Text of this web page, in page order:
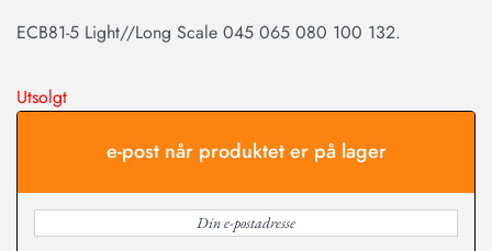
ECB81-5 Light//Long Scale 045 065 080 100 132.
Utsolgt
e-post når produktet er på lager